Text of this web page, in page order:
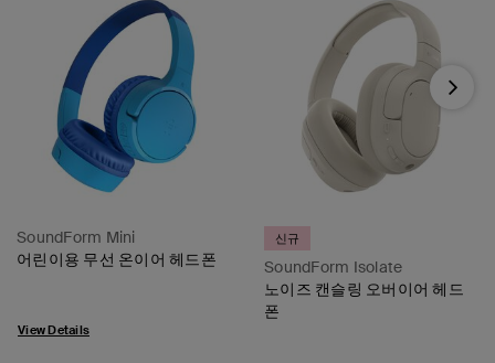
SoundForm Mini
어린이용 무선 온이어 헤드폰
View Details
SoundForm Isolate
신규
노이즈 캔슬링 오버이어 헤드
폰
Next